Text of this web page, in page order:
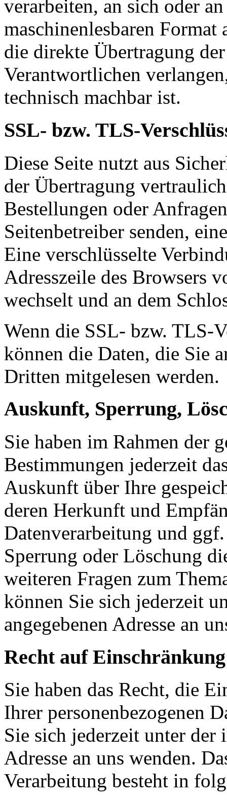
verarbeiten, an sich oder
maschinenlesbaren Format
die direkte Übertragung
Verantwortlichen
technisch machbar ist.
SSL- bzw. TLS-
Diese Seite nutzt aus
der Übertragung
Bestellungen oder
Seitenbetreiber senden,
Eine verschlüsselte
Adresszeile des Browsers
wechselt und an dem
Wenn die SSL- bzw. TLS-
können die Daten, die Sie
Dritten mitgelesen werden.
Auskunft, Sperrung,
Sie haben im Rahmen der
Bestimmungen jederzeit
Auskunft über Ihre
deren Herkunft und
Datenverarbeitung und
Sperrung oder Löschung
weiteren Fragen zum
können Sie sich jederzeit
angegebenen Adresse an
Recht auf
Sie haben das Recht, die
Ihrer personenbezogenen
Sie sich jederzeit unter der
Adresse an uns wenden.
Verarbeitung besteht in